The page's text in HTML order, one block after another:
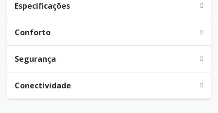
Especificações
Conforto
Segurança
Conectividade